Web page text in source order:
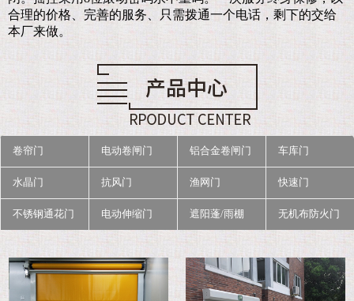
合理的价格、完善的服务、只需拨通一个电话，剩下的交给
本厂来做。
卷帘门 电动卷闸门 铝合金卷闸门 车库门
水晶门 抗风门 渔网门 快速门
不锈钢通花门 电动伸缩门 遮阳蓬/雨棚 无机布防火门